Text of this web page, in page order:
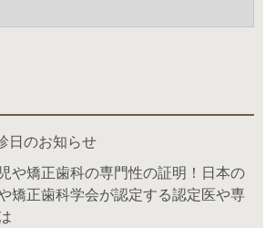
日のお知らせ
や矯正歯科の専門性の証明！日本の
矯正歯科学会が認定する認定医や専